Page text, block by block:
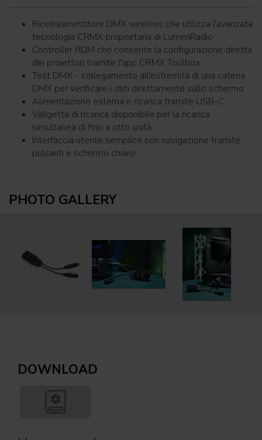
Ricetrasmettitore DMX wireless che utilizza l'avanzata
tecnologia CRMX proprietaria di LumenRadio
Controller RDM che consente la configurazione diretta
dei proiettori tramite l'app CRMX Toolbox
Test DMX - collegamento all'estremità di una catena
DMX per verificare i dati direttamente sullo schermo
Alimentazione esterna e ricarica tramite USB-C
Valigetta di ricarica disponibile per la ricarica
simultanea di fino a otto unità
Interfaccia utente semplice con navigazione tramite
pulsanti e schermo chiaro
PHOTO GALLERY
DOWNLOAD